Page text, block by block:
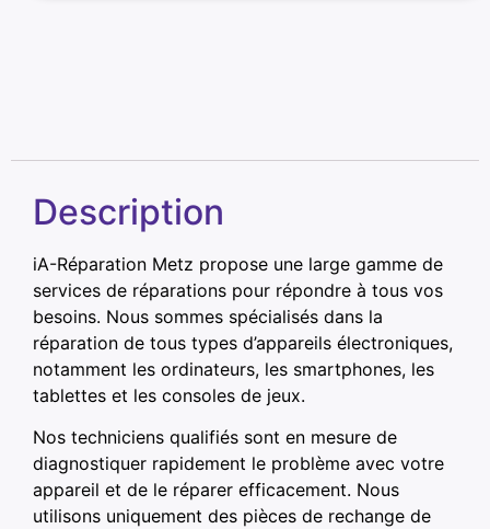
Description
iA-Réparation Metz propose une large gamme de
services de réparations pour répondre à tous vos
besoins. Nous sommes spécialisés dans la
réparation de tous types d’appareils électroniques,
notamment les ordinateurs, les smartphones, les
tablettes et les consoles de jeux.
Nos techniciens qualifiés sont en mesure de
diagnostiquer rapidement le problème avec votre
appareil et de le réparer efficacement. Nous
utilisons uniquement des pièces de rechange de